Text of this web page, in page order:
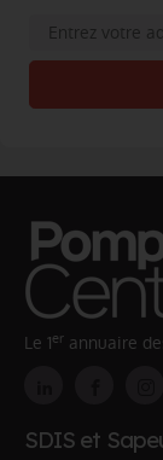
Le 1er annuaire
SDIS et